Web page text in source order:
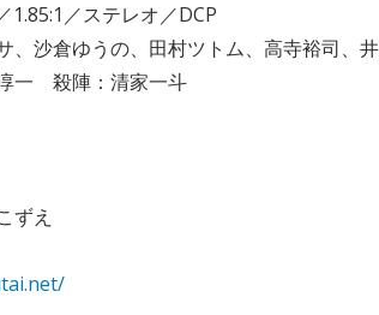
1.85:1／ステレオ／DCP
、沙倉ゆうの、田村ツトム、高寺裕司、
一 殺陣：清家一斗
ずえ